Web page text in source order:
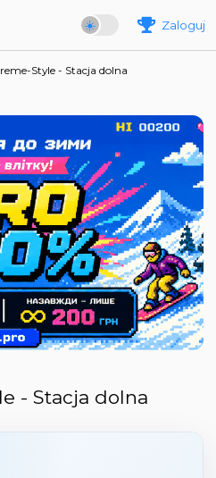
Zaloguj
Style - Stacja dolna
- Stacja dolna